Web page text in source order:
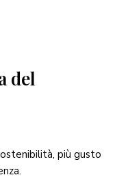
del
più gusto